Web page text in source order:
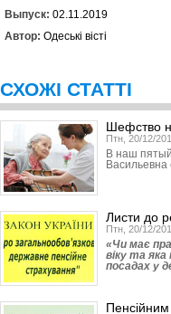
Выпуск: 02.11.2019
Автор: Одеські вісті
СХОЖІ СТАТТІ
Шефство
Птн, 20/12/
В наш
Васильевна
Листи до
Птн, 20/12/
«Чи має
віку та
посадах у